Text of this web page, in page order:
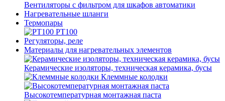
Вентиляторы с фильтром для шкафов автоматики
Нагревательные шланги
Термопары
PT100
Регуляторы, реле
Материалы для нагревательных элементов
Керамические изоляторы, техническая керамика, бусы
Клеммные колодки
Высокотемпературная монтажная паста